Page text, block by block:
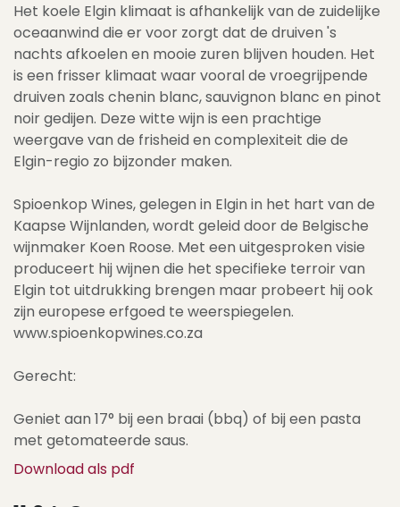
Het koele Elgin klimaat is afhankelijk van de zuidelijke
oceaanwind die er voor zorgt dat de druiven 's
nachts afkoelen en mooie zuren blijven houden. Het
is een frisser klimaat waar vooral de vroegrijpende
druiven zoals chenin blanc, sauvignon blanc en pinot
noir gedijen. Deze witte wijn is een prachtige
weergave van de frisheid en complexiteit die de
Elgin-regio zo bijzonder maken.
Spioenkop Wines, gelegen in Elgin in het hart van de
Kaapse Wijnlanden, wordt geleid door de Belgische
wijnmaker Koen Roose. Met een uitgesproken visie
produceert hij wijnen die het specifieke terroir van
Elgin tot uitdrukking brengen maar probeert hij ook
zijn europese erfgoed te weerspiegelen.
www.spioenkopwines.co.za
Gerecht:
Geniet aan 17° bij een braai (bbq) of bij een pasta
met getomateerde saus.
Download als pdf